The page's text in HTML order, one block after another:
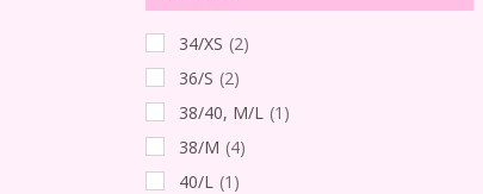
34/XS (2)
36/S (2)
38/40, M/L (1)
38/M (4)
40/L (1)